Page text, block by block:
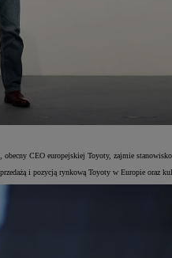
CEO europejskiej Toyoty, zajmie stanowisko
i pozycją rynkową Toyoty w Europie oraz